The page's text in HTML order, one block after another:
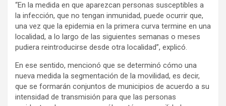
“En la medida en que aparezcan personas susceptibles a
la infección, que no tengan inmunidad, puede ocurrir que,
una vez que la epidemia en la primera curva termine en una
localidad, a lo largo de las siguientes semanas o meses
pudiera reintroducirse desde otra localidad”, explicó.
En ese sentido, mencionó que se determinó cómo una
nueva medida la segmentación de la movilidad, es decir,
que se formarán conjuntos de municipios de acuerdo a su
intensidad de transmisión para que las personas